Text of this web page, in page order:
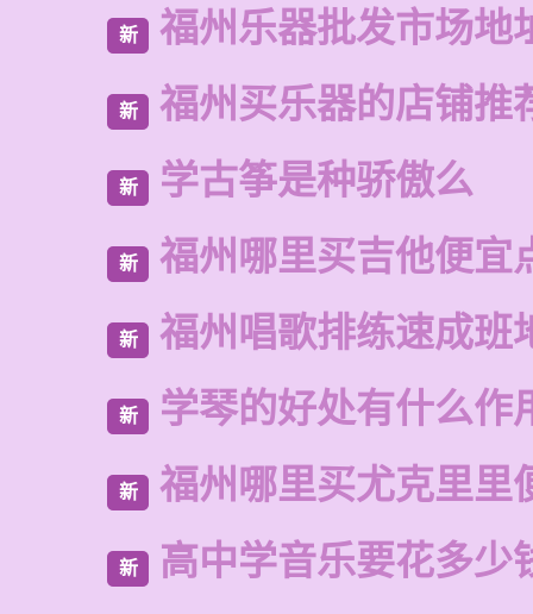
新 福州乐器批发市场地
新 福州买乐器的店铺推
新 学古筝是种骄傲么
新 福州哪里买吉他便宜
新 福州唱歌排练速成班
新 学琴的好处有什么作
新 福州哪里买尤克里里
新 高中学音乐要花多少